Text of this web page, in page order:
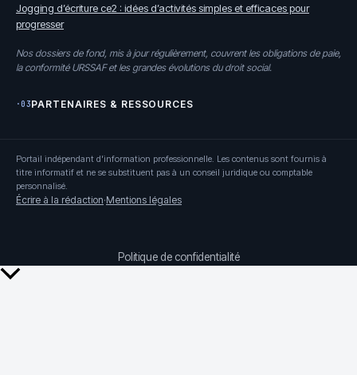
Jogging d’écriture ce2 : idées d’activités simples et efficaces pour
progresser
Nos dossiers de fond, mis à jour régulièrement, couvrent les obligations de paie,
la conformité URSSAF et les grandes évolutions du droit social.
·03PARTENAIRES & RESSOURCES
Portail indépendant d'information professionnelle. Les contenus sont fournis à
titre informatif et ne se substituent pas à un conseil juridique ou comptable
personnalisé.
Écrire à la rédaction·Mentions légales
Politique de confidentialité